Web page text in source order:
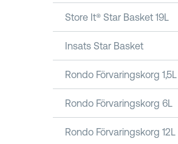
Store It® Star Basket 19L
Insats Star Basket
Rondo Förvaringskorg 1,5L
Rondo Förvaringskorg 6L
Rondo Förvaringskorg 12L